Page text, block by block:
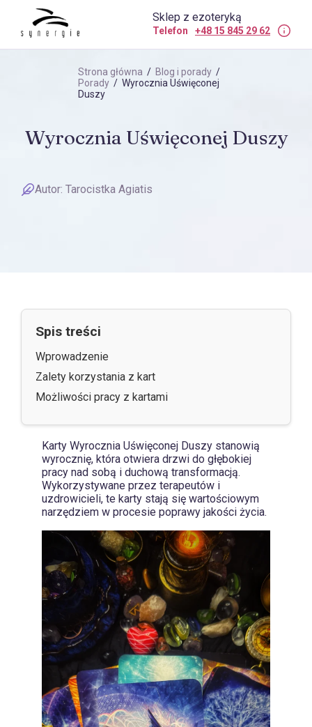
Sklep z ezoteryką
Telefon +48 15 845 29 62
Strona główna / Blog i porady /
Porady / Wyrocznia Uświęconej
Duszy
Wyrocznia Uświęconej Duszy
Autor: Tarocistka Agiatis
Spis treści
Wprowadzenie
Zalety korzystania z kart
Możliwości pracy z kartami
Karty Wyrocznia Uświęconej Duszy stanowią
wyrocznię, która otwiera drzwi do głębokiej
pracy nad sobą i duchową transformacją.
Wykorzystywane przez terapeutów i
uzdrowicieli, te karty stają się wartościowym
narzędziem w procesie poprawy jakości życia.